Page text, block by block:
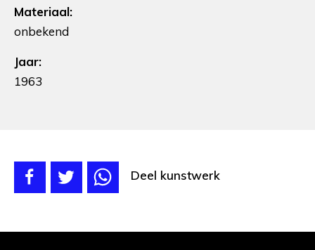
Materiaal:
onbekend
Jaar:
1963
Deel kunstwerk